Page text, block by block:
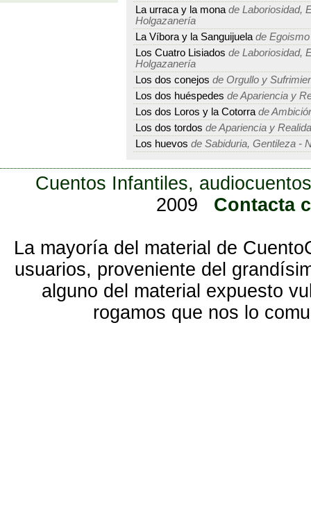
La urraca y la mona de Laboriosidad,
Holgazanería
La Víbora y la Sanguijuela de
Los Cuatro Lisiados de Laboriosidad,
Holgazanería
Los dos conejos de Orgullo y
Los dos huéspedes de Apariencia y
Los dos Loros y la Cotorra de
Los dos tordos de Apariencia y
Los huevos de Sabiduria, Gentileza -
Cuentos Infantiles,
2009
Contacta
La mayoría del material de
usuarios, proveniente del
alguno del material expuesto
rogamos que nos lo